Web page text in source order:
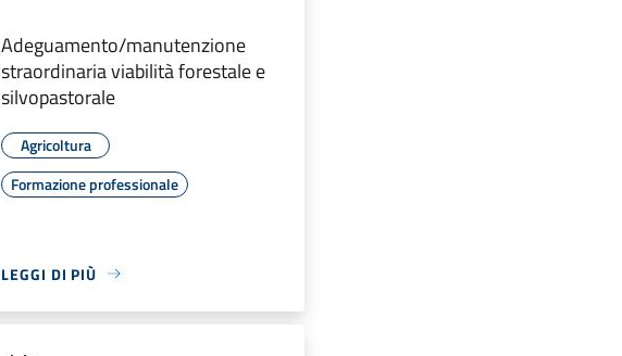
Adeguamento/manutenzione
straordinaria viabilità forestale e
silvopastorale
Agricoltura
Formazione professionale
LEGGI DI PIÙ